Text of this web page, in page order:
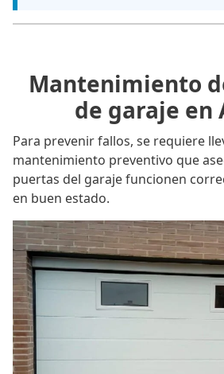
Mantenimiento
de garaje en
Para prevenir fallos, se requiere
mantenimiento preventivo que
puertas del garaje funcionen
en buen estado.